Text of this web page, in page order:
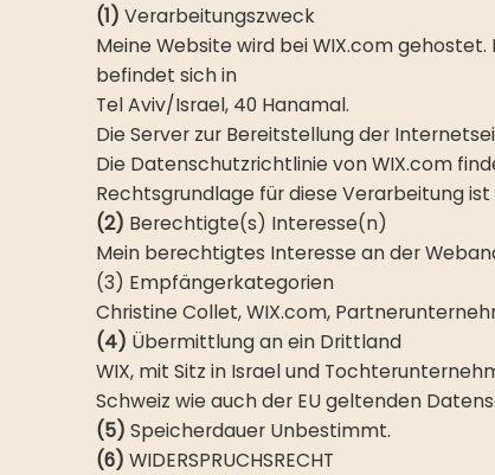
(1) Verarbeitungszweck
Meine Website wird bei WIX.com
befindet sich in
Tel Aviv/Israel, 40 Hanamal.
Die Server zur Bereitstellung der
Die Datenschutzrichtlinie von WIX.com
Rechtsgrundlage für diese Verarbeitung ist
(2) Berechtigte(s) Interesse(n)
Mein berechtigtes Interesse an der
(3) Empfängerkategorien
Christine Collet, WIX.com,
(4) Übermittlung an ein Drittland
WIX, mit Sitz in Israel und
Schweiz wie auch der EU geltenden
(5) Speicherdauer Unbestimmt.
(6) WIDERSPRUCHSRECHT